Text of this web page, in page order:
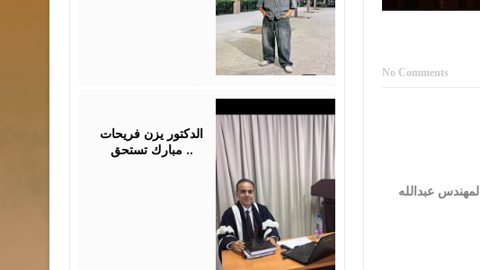
No Comments
المهندس عبدالله
الدكتور يزن فريحات
مبارك تستحق ..